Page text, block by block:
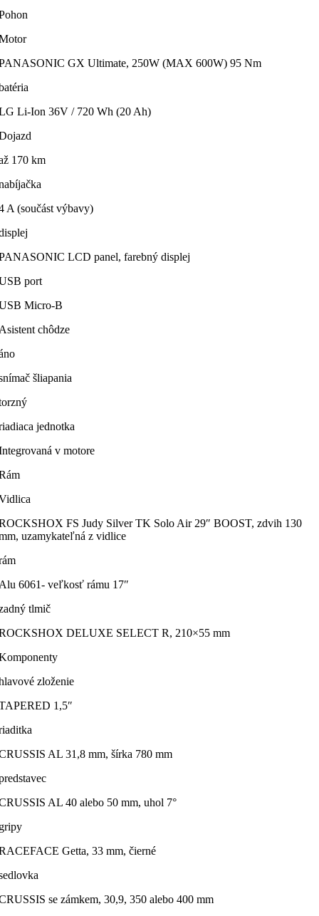
GX Ultimate, 250W (MAX 600W) 95 Nm
Li-Ion 36V / 720 Wh (20 Ah)
170 km
A (součást výbavy)
LCD panel, farebný displej
port
Micro-B
chôdze
šliapania
jednotka
v motore
FS Judy Silver TK Solo Air 29″ BOOST, zdvih 130
uzamykateľná z vidlice
6061- veľkosť rámu 17″
tlmič
DELUXE SELECT R, 210×55 mm
zloženie
1,5″
AL 31,8 mm, šírka 780 mm
AL 40 alebo 50 mm, uhol 7°
Getta, 33 mm, čierné
se zámkem, 30,9, 350 alebo 400 mm